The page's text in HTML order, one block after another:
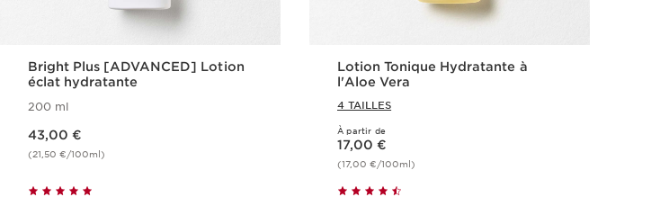
Bright Plus [ADVANCED] Lotion
éclat hydratante
200 ml
43,00 €
(21,50 €/100ml)
Lotion Tonique Hydratante à
l'Aloe Vera
4 TAILLES
À partir de
Nouveau prix 17,00 €
17,00 €
(17,00 €/100ml)